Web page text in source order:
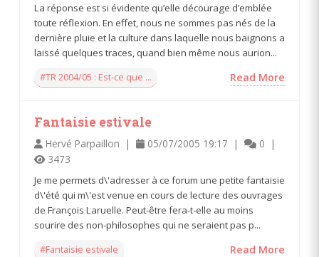
La réponse est si évidente qu’elle décourage d’emblée
toute réflexion. En effet, nous ne sommes pas nés de la
dernière pluie et la culture dans laquelle nous baignons a
laissé quelques traces, quand bien même nous aurion...
#TR 2004/05 : Est-ce que ...
Read More
Fantaisie estivale
Hervé Parpaillon | 05/07/2005 19:17 |
0 |
3473
Je me permets d\'adresser à ce forum une petite fantaisie
d\'été qui m\'est venue en cours de lecture des ouvrages
de François Laruelle. Peut-être fera-t-elle au moins
sourire des non-philosophes qui ne seraient pas p...
#Fantaisie estivale
Read More